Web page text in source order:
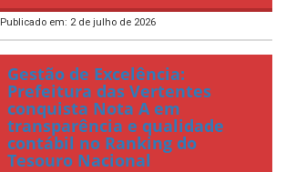
Publicado em: 2 de julho de 2026
Gestão de Excelência:
Prefeitura das Vertentes
conquista Nota A em
transparência e qualidade
contábil no Ranking do
Tesouro Nacional